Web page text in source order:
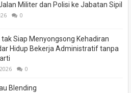
Militer dan Polisi ke Jabatan Sipil
0
tak Siap Menyongsong Kehadiran
Hidup Bekerja Administratif tanpa
0
Blending